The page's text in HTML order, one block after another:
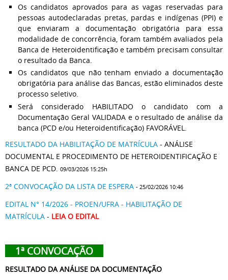
Os candidatos aprovados para as vagas reservadas para
pessoas autodeclaradas pretas, pardas e indígenas (PPI) e
que enviaram a documentação obrigatória para essa
modalidade de concorrência, foram também avaliados pela
Banca de Heteroidentificação e também precisam consultar
o resultado da Banca.
Os candidatos que não tenham enviado a documentação
obrigatória para análise das Bancas, estão eliminados deste
processo seletivo.
Será considerado HABILITADO o candidato com a
Documentação Geral VALIDADA e o resultado de análise da
banca (PCD e/ou Heteroidentificação) FAVORÁVEL.
RESULTADO DA HABILITAÇÃO DE MATRÍCULA - ANÁLISE
DOCUMENTAL E PROCEDIMENTO DE HETEROIDENTIFICAÇÃO E
BANCA DE PCD. 09/03/2026 15:25h
2ª CONVOCAÇÃO DA LISTA DE ESPERA - 25/02/2026 10:46
EDITAL N° 14/2026 - PROEN/UFRA - HABILITAÇÃO DE
MATRÍCULA - LEIA O EDITAL
1ª CONVOCAÇÃO
RESULTADO DA ANÁLISE DA DOCUMENTAÇÃO